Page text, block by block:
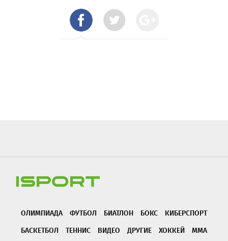
ОЛИМПИАДА ФУТБОЛ БИАТЛОН БОКС
КИБЕРСПОРТ
БАСКЕТБОЛ
ТЕННИС ВИДЕО ДРУГИЕ ХОККЕЙ
ММА